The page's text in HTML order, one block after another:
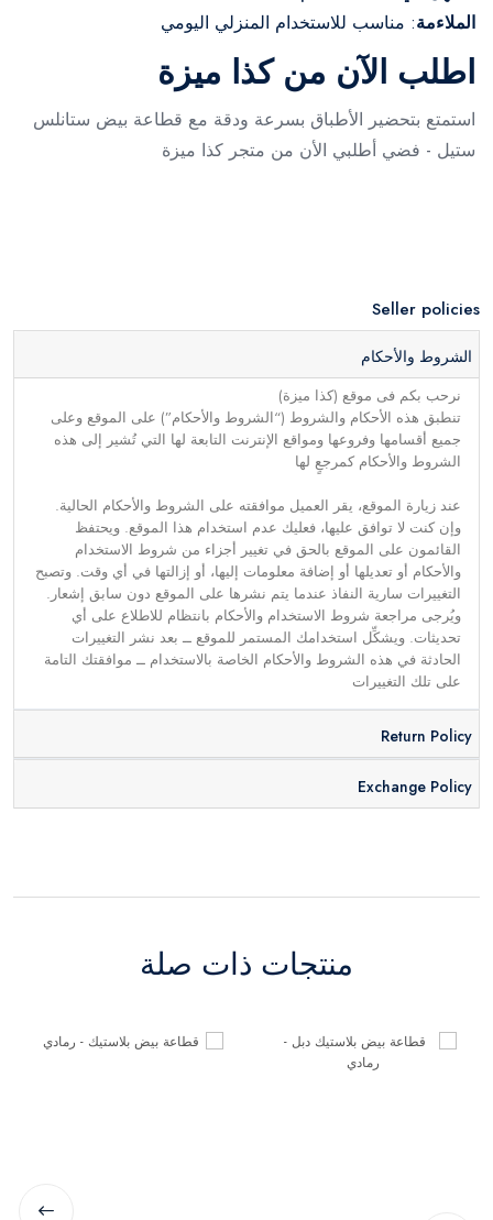
الملاءمة: مناسب للاستخدام المنزلي اليومي
اطلب الآن من كذا ميزة
استمتع بتحضير الأطباق بسرعة ودقة مع قطاعة بيض ستانلس
ستيل - فضي أطلبي الأن من متجر كذا ميزة
Seller policies
الشروط والأحكام
نرحب بكم فى موقع (كذا ميزة)
تنطبق هذه الأحكام والشروط (“الشروط والأحكام”) على الموقع وعلى
جميع أقسامها وفروعها ومواقع الإنترنت التابعة لها التي تُشير إلى هذه
الشروط والأحكام كمرجعٍ لها
عند زيارة الموقع، يقر العميل موافقته على الشروط والأحكام الحالية.
وإن كنت لا توافق عليها، فعليك عدم استخدام هذا الموقع. ويحتفظ
القائمون على الموقع بالحق في تغيير أجزاء من شروط الاستخدام
والأحكام أو تعديلها أو إضافة معلومات إليها، أو إزالتها في أي وقت. وتصبح
التغييرات سارية النفاذ عندما يتم نشرها على الموقع دون سابق إشعار.
ويُرجى مراجعة شروط الاستخدام والأحكام بانتظام للاطلاع على أي
تحديثات. ويشكِّل استخدامك المستمر للموقع ــ بعد نشر التغييرات
الحادثة في هذه الشروط والأحكام الخاصة بالاستخدام ــ موافقتك التامة
على تلك التغييرات
Return Policy
Exchange Policy
منتجات ذات صلة